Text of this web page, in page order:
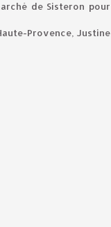
de Sisteron pour
Provence, Justine